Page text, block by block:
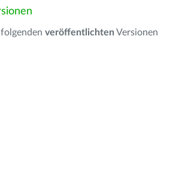
veröffentlichten Versionen